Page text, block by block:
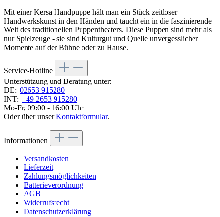
Mit einer Kersa Handpuppe hält man ein Stück zeitloser
Handwerkskunst in den Händen und taucht ein in die faszinierende
Welt des traditionellen Puppentheaters. Diese Puppen sind mehr als
nur Spielzeuge - sie sind Kulturgut und Quelle unvergesslicher
Momente auf der Bühne oder zu Hause.
Service-Hotline
Unterstützung und Beratung unter:
DE: 02653 915280
INT: +49 2653 915280
Mo-Fr, 09:00 - 16:00 Uhr
Oder über unserKontaktformular.
Informationen
Versandkosten
Lieferzeit
Zahlungsmöglichkeiten
Batterieverordnung
AGB
Widerrufsrecht
Datenschutzerklärung